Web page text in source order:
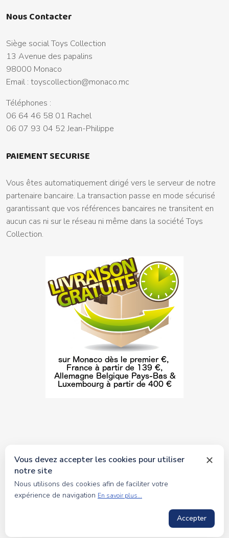
Nous Contacter
Siège social Toys Collection
13 Avenue des papalins
98000 Monaco
Email : toyscollection@monaco.mc
Téléphones :
06 64 46 58 01 Rachel
06 07 93 04 52 Jean-Philippe
PAIEMENT SECURISE
Vous êtes automatiquement dirigé vers le serveur de notre
partenaire bancaire. La transaction passe en mode sécurisé
garantissant que vos références bancaires ne transitent en
aucun cas ni sur le réseau ni même dans la société Toys
Collection.
© 2026 tous droits réservés Toyscollection. Réalisation
oceanesoft.com
Vous devez accepter les cookies pour utiliser
notre site
Nous utilisons des cookies afin de faciliter votre
expérience de navigation En savoir plus...
Accepter